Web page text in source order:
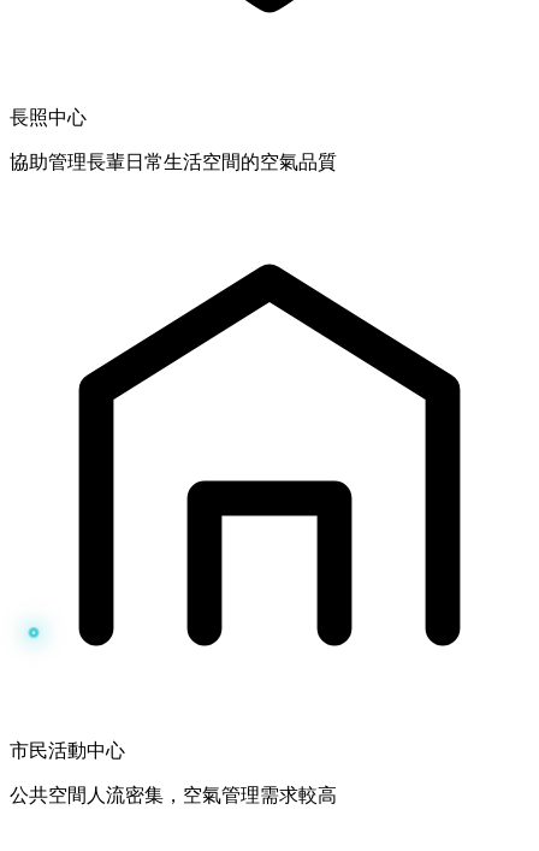
長照中心
協助管理長輩日常生活空間的空氣品質
市民活動中心
公共空間人流密集，空氣管理需求較高